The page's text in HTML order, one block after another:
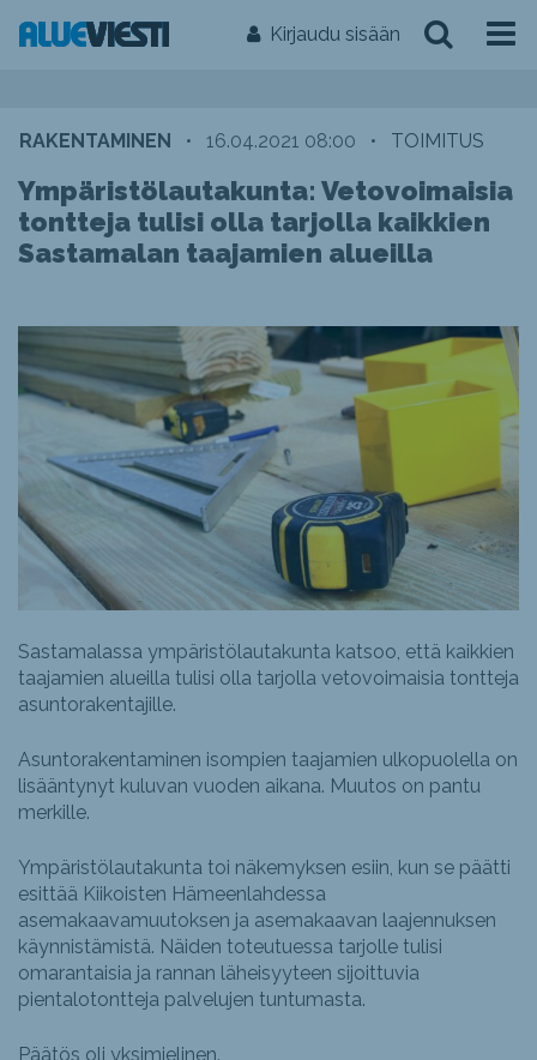
Kirjaudu sisään
RAKENTAMINEN • 16.04.2021 08:00 • TOIMITUS
Ympäristölautakunta: Vetovoimaisia
tontteja tulisi olla tarjolla kaikkien
Sastamalan taajamien alueilla
Sastamalassa ympäristölautakunta katsoo, että kaikkien
taajamien alueilla tulisi olla tarjolla vetovoimaisia tontteja
asuntorakentajille.
Asuntorakentaminen isompien taajamien ulkopuolella on
lisääntynyt kuluvan vuoden aikana. Muutos on pantu
merkille.
Ympäristölautakunta toi näkemyksen esiin, kun se päätti
esittää Kiikoisten Hämeenlahdessa
asemakaavamuutoksen ja asemakaavan laajennuksen
käynnistämistä. Näiden toteutuessa tarjolle tulisi
omarantaisia ja rannan läheisyyteen sijoittuvia
pientalotontteja palvelujen tuntumasta.
Päätös oli yksimielinen.